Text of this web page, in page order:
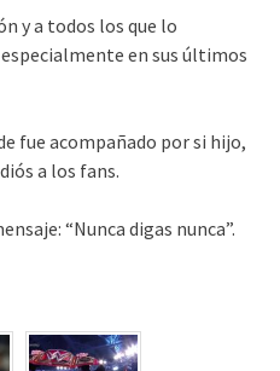
y a todos los que lo
en sus últimos
fue acompañado por si hijo,
a los fans.
“Nunca digas nunca”.